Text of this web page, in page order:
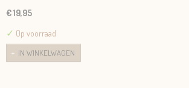
€ 19,95
✓ Op voorraad
IN WINKELWAGEN